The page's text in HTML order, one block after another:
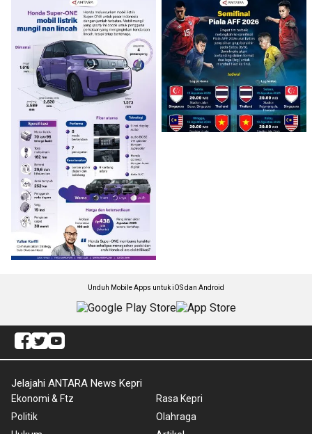
Unduh Mobile Apps untuk iOS dan Android
Jelajahi ANTARA News Kepri
Ekonomi & Ftz
Politik
Rasa Kepri
Olahraga